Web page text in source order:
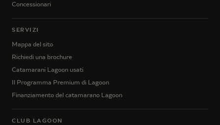
Concessionari
SERVIZI
Mappa del sito
Richiedi una brochure
Catamarani Lagoon usati
Il Programma Premium di Lagoon
Finanziamento del catamarano Lagoon
CLUB LAGOON